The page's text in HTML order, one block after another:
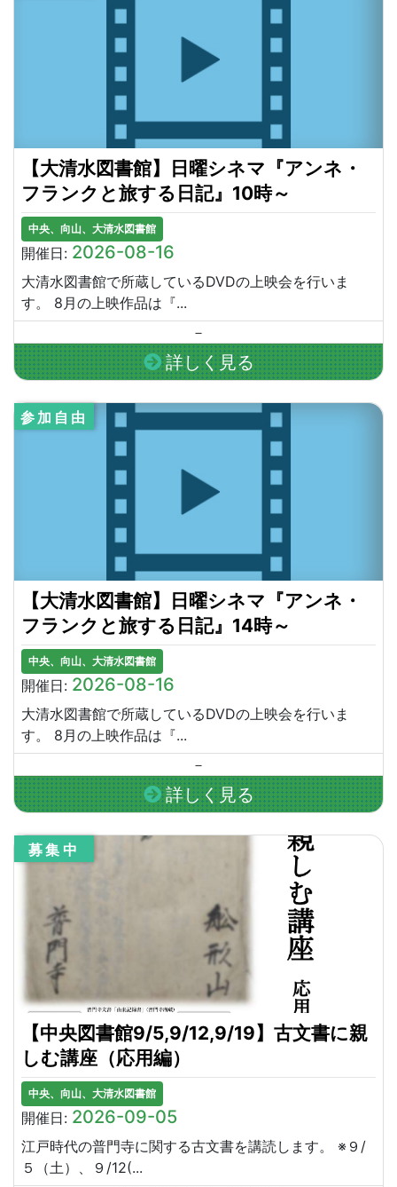
【大清水図書館】日曜シネマ『アンネ・
フランクと旅する日記』10時～
中央、向山、大清水図書館
開催日: 2026-08-16
大清水図書館で所蔵しているDVDの上映会を行いま
す。 8月の上映作品は『...
－
詳しく見る
参加自由
【大清水図書館】日曜シネマ『アンネ・
フランクと旅する日記』14時～
中央、向山、大清水図書館
開催日: 2026-08-16
大清水図書館で所蔵しているDVDの上映会を行いま
す。 8月の上映作品は『...
－
詳しく見る
募集中
【中央図書館9/5,9/12,9/19】古文書に親
しむ講座（応用編）
中央、向山、大清水図書館
開催日: 2026-09-05
江戸時代の普門寺に関する古文書を講読します。 ※９/
５（土）、９/12(...